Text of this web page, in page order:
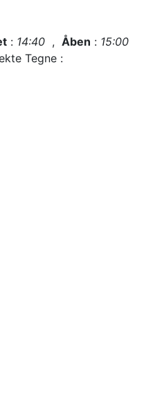
: 14:40 , Åben : 15:00
Tegne :